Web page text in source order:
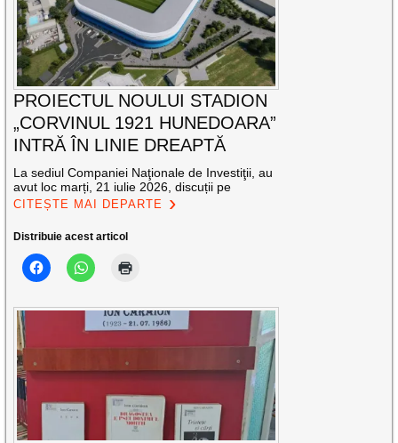
PROIECTUL NOULUI STADION
„CORVINUL 1921 HUNEDOARA”
INTRĂ ÎN LINIE DREAPTĂ
La sediul Companiei Naţionale de Investiţii, au
avut loc marți, 21 iulie 2026, discuții pe
CITEȘTE MAI DEPARTE
Distribuie acest articol